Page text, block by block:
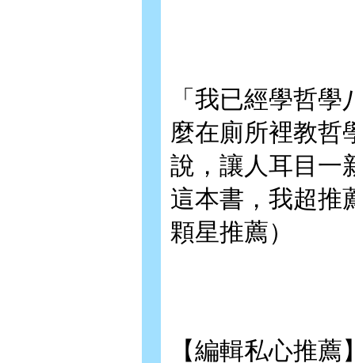
「我已經學哲
麼在廁所裡教哲
說，讓人耳目一
這本書，我超推
顆星推薦）
【編輯私心推薦